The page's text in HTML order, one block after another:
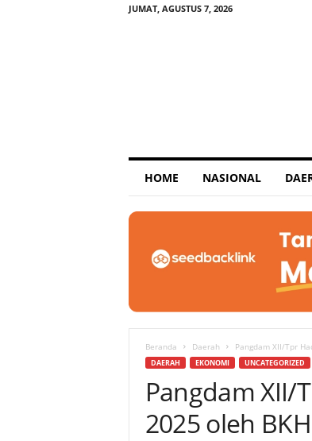
JUMAT, AGUSTUS 7, 2026
p
o
HOME NASIONAL
Beranda Daerah Pangdam XII/Tpr
DAERAH EKONOMI UNCATEGORIZED
Pangdam XII/
2025 oleh